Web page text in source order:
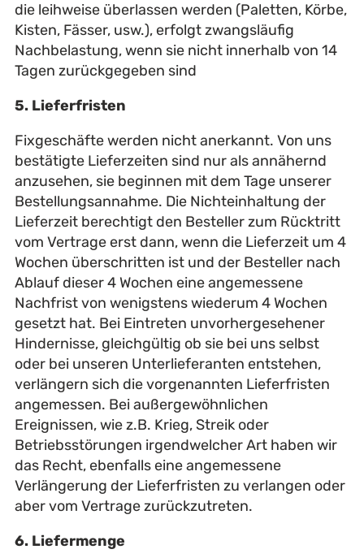
die leihweise überlassen werden (Paletten, Körbe,
Kisten, Fässer, usw.), erfolgt zwangsläufig
Nachbelastung, wenn sie nicht innerhalb von 14
Tagen zurückgegeben sind
5. Lieferfristen
Fixgeschäfte werden nicht anerkannt. Von uns
bestätigte Lieferzeiten sind nur als annähernd
anzusehen, sie beginnen mit dem Tage unserer
Bestellungsannahme. Die Nichteinhaltung der
Lieferzeit berechtigt den Besteller zum Rücktritt
vom Vertrage erst dann, wenn die Lieferzeit um 4
Wochen überschritten ist und der Besteller nach
Ablauf dieser 4 Wochen eine angemessene
Nachfrist von wenigstens wiederum 4 Wochen
gesetzt hat. Bei Eintreten unvorhergesehener
Hindernisse, gleichgültig ob sie bei uns selbst
oder bei unseren Unterlieferanten entstehen,
verlängern sich die vorgenannten Lieferfristen
angemessen. Bei außergewöhnlichen
Ereignissen, wie z.B. Krieg, Streik oder
Betriebsstörungen irgendwelcher Art haben wir
das Recht, ebenfalls eine angemessene
Verlängerung der Lieferfristen zu verlangen oder
aber vom Vertrage zurückzutreten.
6. Liefermenge